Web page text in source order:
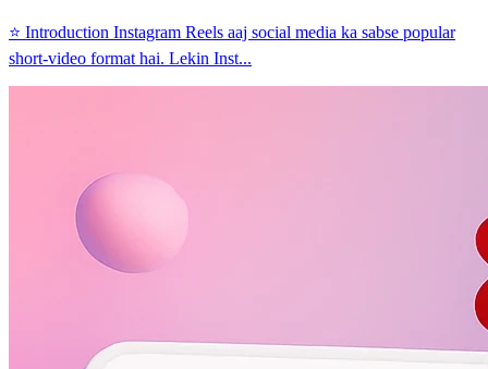
⭐ Introduction Instagram Reels aaj social media ka sabse popular
short-video format hai. Lekin Inst...